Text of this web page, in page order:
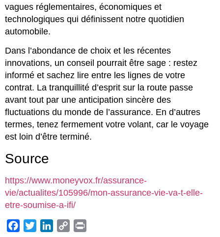
vagues réglementaires, économiques et
technologiques qui définissent notre quotidien
automobile.
Dans l’abondance de choix et les récentes
innovations, un conseil pourrait être sage : restez
informé et sachez lire entre les lignes de votre
contrat. La tranquillité d’esprit sur la route passe
avant tout par une anticipation sincère des
fluctuations du monde de l’assurance. En d’autres
termes, tenez fermement votre volant, car le voyage
est loin d’être terminé.
Source
https://www.moneyvox.fr/assurance-
vie/actualites/105996/mon-assurance-vie-va-t-elle-
etre-soumise-a-ifi/
Facebook
TwitterLinkedIn
Copy